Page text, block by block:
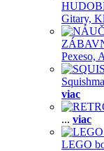
Gitary,
Pexeso,
viac
... viac
LEGO